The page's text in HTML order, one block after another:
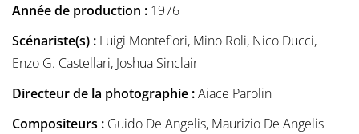
Année de production : 1976
Scénariste(s) : Luigi Montefiori, Mino Roli, Nico Ducci,
Enzo G. Castellari, Joshua Sinclair
Directeur de la photographie :Aiace Parolin
Compositeurs : Guido De Angelis, Maurizio De Angelis